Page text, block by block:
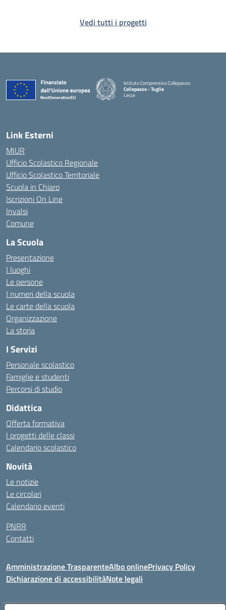
Vedi tutti i progetti
Istituto Comprensivo Collepasso
Collepasso - Tuglie
Lecce
Link Esterni
MIUR
Ufficio Scolastico Regionale
Ufficio Scolastico Territoriale
Scuola in Chiaro
Iscrizioni On Line
Invalsi
Comune
La Scuola
Presentazione
I luoghi
Le persone
I numeri della scuola
Le carte della scuola
Organizzazione
La storia
I Servizi
Personale scolastico
Famiglie e studenti
Percorsi di studio
Didattica
Offerta formativa
I progetti delle classi
Calendario scolastico
Novità
Le notizie
Le circolari
Calendario eventi
PNRR
Contatti
Amministrazione TrasparenteAlbo onlinePrivacy Policy
Dichiarazione di accessibilitàNote legali